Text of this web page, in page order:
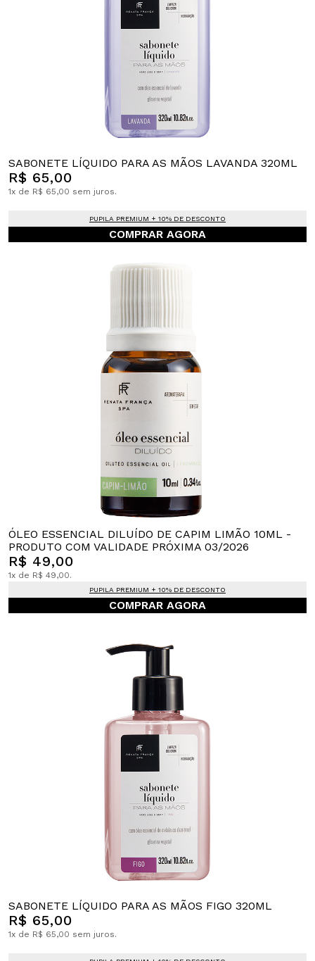
SABONETE LÍQUIDO PARA AS MÃOS LAVANDA 320ML
R$ 65,00
1x de R$ 65,00 sem juros.
PUPILA PREMIUM + 10% DE DESCONTO
COMPRAR AGORA
ÓLEO ESSENCIAL DILUÍDO DE CAPIM LIMÃO 10ML -
PRODUTO COM VALIDADE PRÓXIMA 03/2026
R$ 49,00
1x de R$ 49,00.
PUPILA PREMIUM + 10% DE DESCONTO
COMPRAR AGORA
SABONETE LÍQUIDO PARA AS MÃOS FIGO 320ML
R$ 65,00
1x de R$ 65,00 sem juros.